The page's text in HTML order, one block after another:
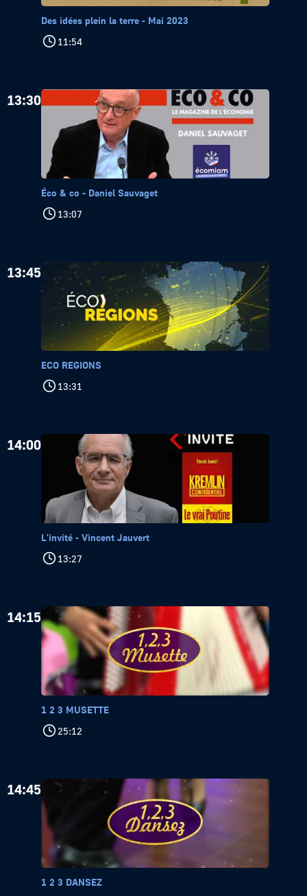
Des idées plein la terre - Mai 2023
11:54
13:30
Éco & co - Daniel Sauvaget
13:07
13:45
ECO REGIONS
13:31
14:00
L'invité - Vincent Jauvert
13:27
14:15
1 2 3 MUSETTE
25:12
14:45
1 2 3 DANSEZ